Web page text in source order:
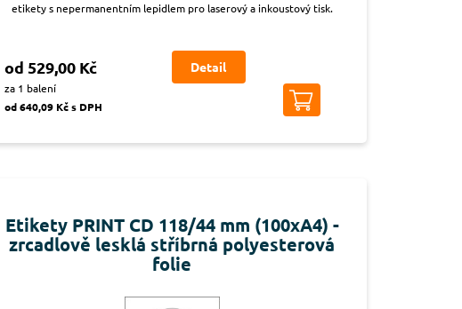
etikety s nepermanentním lepidlem pro laserový a inkoustový tisk.
od 529,00 Kč
za 1 balení
od 640,09 Kč s DPH
Detail
Etikety PRINT CD 118/44 mm (100xA4) -
zrcadlově lesklá stříbrná polyesterová
folie